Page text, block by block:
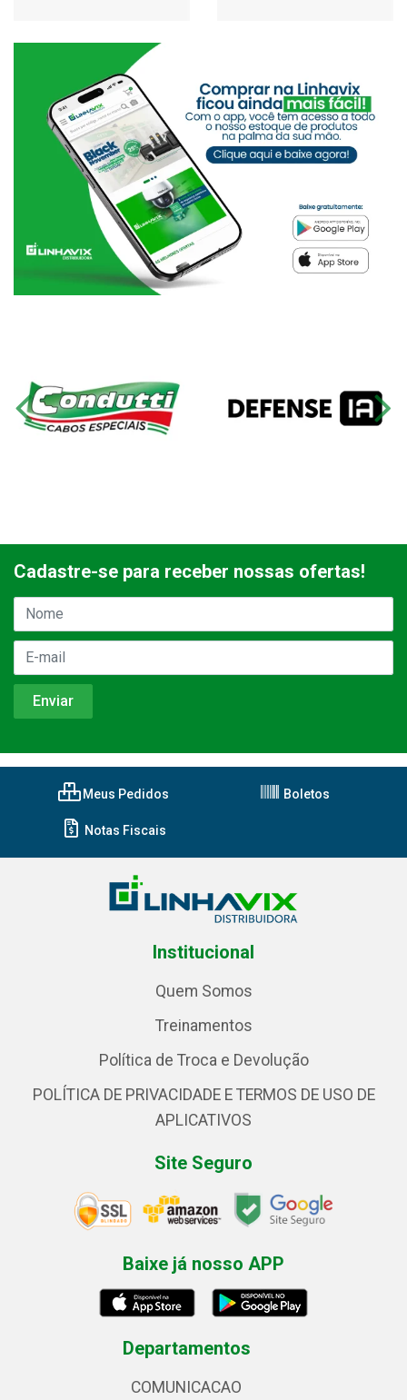
Cadastre-se para receber nossas ofertas!
Meus Pedidos Boletos
Notas Fiscais
Institucional
Quem Somos
Treinamentos
Política de Troca e Devolução
POLÍTICA DE PRIVACIDADE E TERMOS DE USO DE
APLICATIVOS
Site Seguro
Baixe já nosso APP
Departamentos
COMUNICACAO